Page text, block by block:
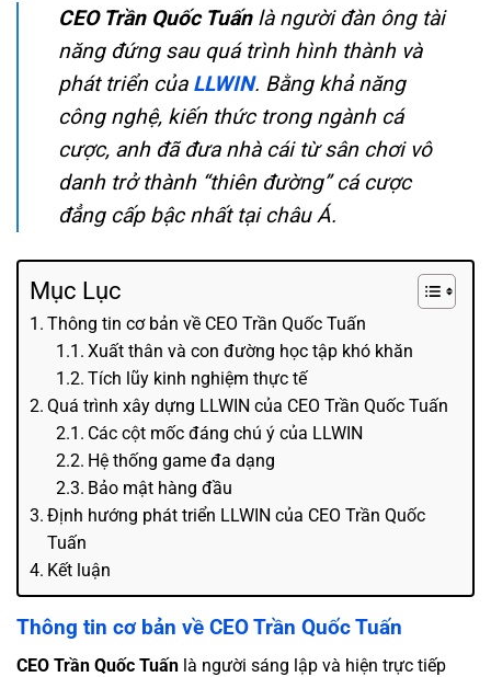
CEO Trần Quốc Tuấnlà người đàn ông tài
năng đứng sau quá trình hình thành và
phát triển của LLWIN. Bằng khả năng
công nghệ, kiến thức trong ngành cá
cược, anh đã đưa nhà cái từ sân chơi vô
danh trở thành “thiên đường” cá cược
đẳng cấp bậc nhất tại châu Á.
Mục Lục
Thông tin cơ bản về CEO Trần Quốc Tuấn
Xuất thân và con đường học tập khó khăn
Tích lũy kinh nghiệm thực tế
Quá trình xây dựng LLWIN của CEO Trần Quốc Tuấn
Các cột mốc đáng chú ý của LLWIN
Hệ thống game đa dạng
Bảo mật hàng đầu
Định hướng phát triển LLWIN của CEO Trần Quốc
Tuấn
Kết luận
Thông tin cơ bản về CEO Trần Quốc Tuấn
CEO Trần Quốc Tuấn là người sáng lập và hiện trực tiếp